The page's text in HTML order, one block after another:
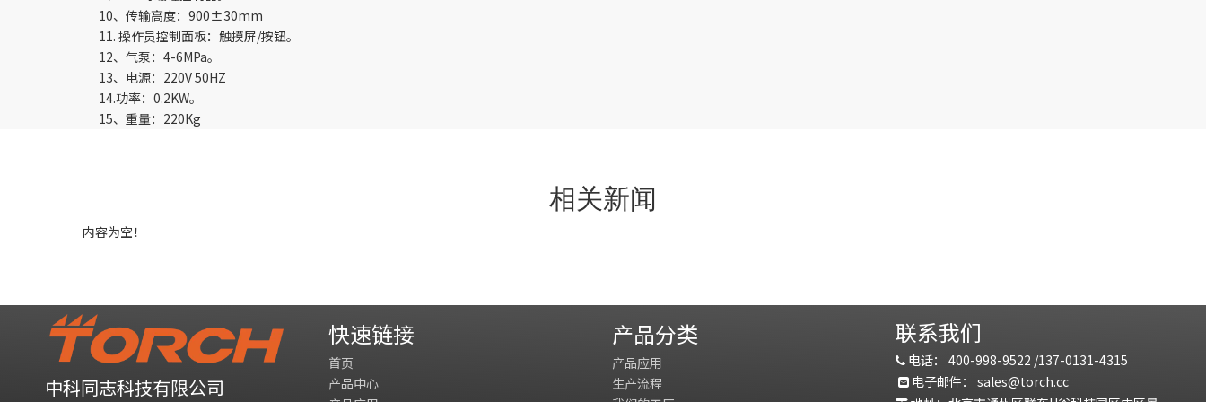
10、传输高度：900±30mm
11. 操作员控制面板：触摸屏/按钮。
12、气泵：4-6MPa。
13、电源：220V 50HZ
14.功率：0.2KW。
15、重量：220Kg
相关新闻
内容为空！
中科同志科技有限公司
快速链接
首页
产品中心
产品分类
产品应用
生产流程
联系我们
 电话： 400-998-9522 /137-0131-4315
 电子邮件： sales@torch.cc